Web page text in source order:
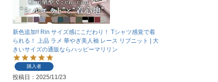
新色追加!! Rin サイズ感にこだわり！ Tシャツ感覚で着
られる！ 上品 ラメ 華やぎ美人袖 レース リブニット | 大
きいサイズの通販ならハッピーマリリン
購入者
投稿日 2025/11/23